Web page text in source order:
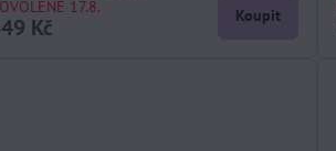
17.8.
Kč Koupit